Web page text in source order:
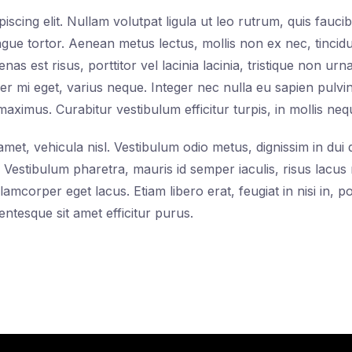
elit. Nullam volutpat ligula ut leo rutrum, quis
tortor. Aenean metus lectus, mollis non ex nec,
est risus, porttitor vel lacinia lacinia, tristique non
mi eget, varius neque. Integer nec nulla eu sapien
Curabitur vestibulum efficitur turpis, in mollis
vehicula nisl. Vestibulum odio metus, dignissim in
pharetra, mauris id semper iaculis, risus
eget lacus. Etiam libero erat, feugiat in nisi in,
sit amet efficitur purus.